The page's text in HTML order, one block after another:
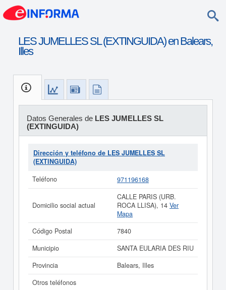
LES JUMELLES SL (EXTINGUIDA) en Balears,
Illes
Datos Generales de LES JUMELLES SL
(EXTINGUIDA)
Dirección y teléfono de LES JUMELLES SL
(EXTINGUIDA)
Teléfono
971196168
Domicilio social actual
CALLE PARIS (URB.
ROCA LLISA), 14 Ver
Mapa
Código Postal
7840
Municipio
SANTA EULARIA DES RIU
Provincia
Balears, Illes
Otros teléfonos